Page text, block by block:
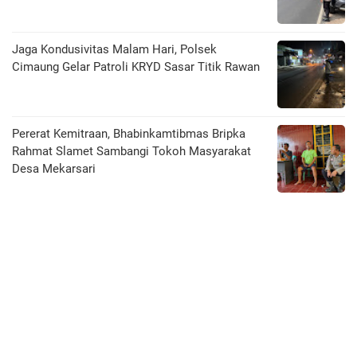
Jaga Kondusivitas Malam Hari, Polsek
Cimaung Gelar Patroli KRYD Sasar Titik Rawan
Pererat Kemitraan, Bhabinkamtibmas Bripka
Rahmat Slamet Sambangi Tokoh Masyarakat
Desa Mekarsari